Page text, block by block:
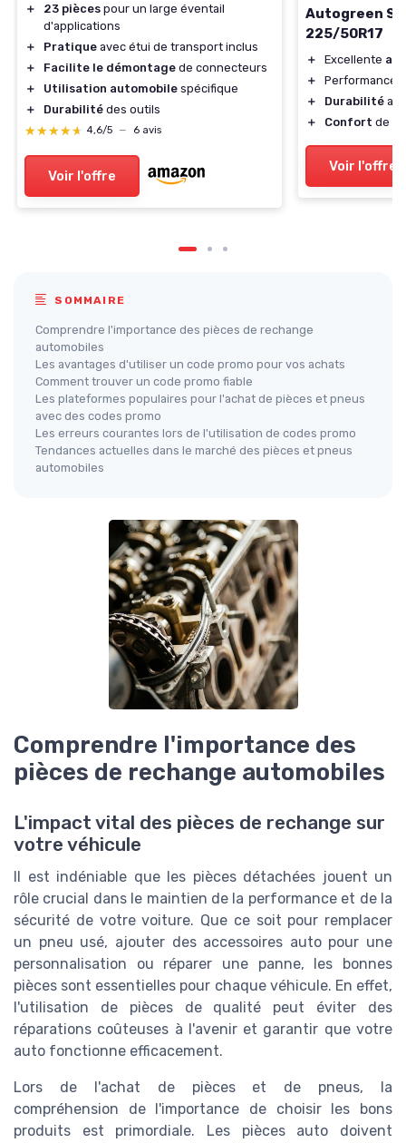
＋ 23 pièces pour un large éventail
d'applications
＋
Pratique avec étui de transport inclus
＋
Facilite le démontage de connecteurs
＋
Utilisation automobile spécifique
＋
Durabilité des outils
★★★★★
★★★★★ 4,6/5 — 6 avis
Voir l'offre
Autogreen
225/50R17
＋ Excellente
＋
Performance
＋
Durabilité
＋
Confort de
Voir l'offre
SOMMAIRE
Comprendre l'importance des pièces de rechange
automobiles
Les avantages d'utiliser un code promo pour vos achats
Comment trouver un code promo fiable
Les plateformes populaires pour l'achat de pièces et pneus
avec des codes promo
Les erreurs courantes lors de l'utilisation de codes promo
Tendances actuelles dans le marché des pièces et pneus
automobiles
Comprendre l'importance des
pièces de rechange automobiles
L'impact vital des pièces de rechange sur
votre véhicule
Il est indéniable que les pièces détachées jouent un
rôle crucial dans le maintien de la performance et de la
sécurité de votre voiture. Que ce soit pour remplacer
un pneu usé, ajouter des accessoires auto pour une
personnalisation ou réparer une panne, les bonnes
pièces sont essentielles pour chaque véhicule. En effet,
l'utilisation de pièces de qualité peut éviter des
réparations coûteuses à l'avenir et garantir que votre
auto fonctionne efficacement.
Lors de l'achat de pièces et de pneus, la
compréhension de l'importance de choisir les bons
produits est primordiale. Les pièces auto doivent